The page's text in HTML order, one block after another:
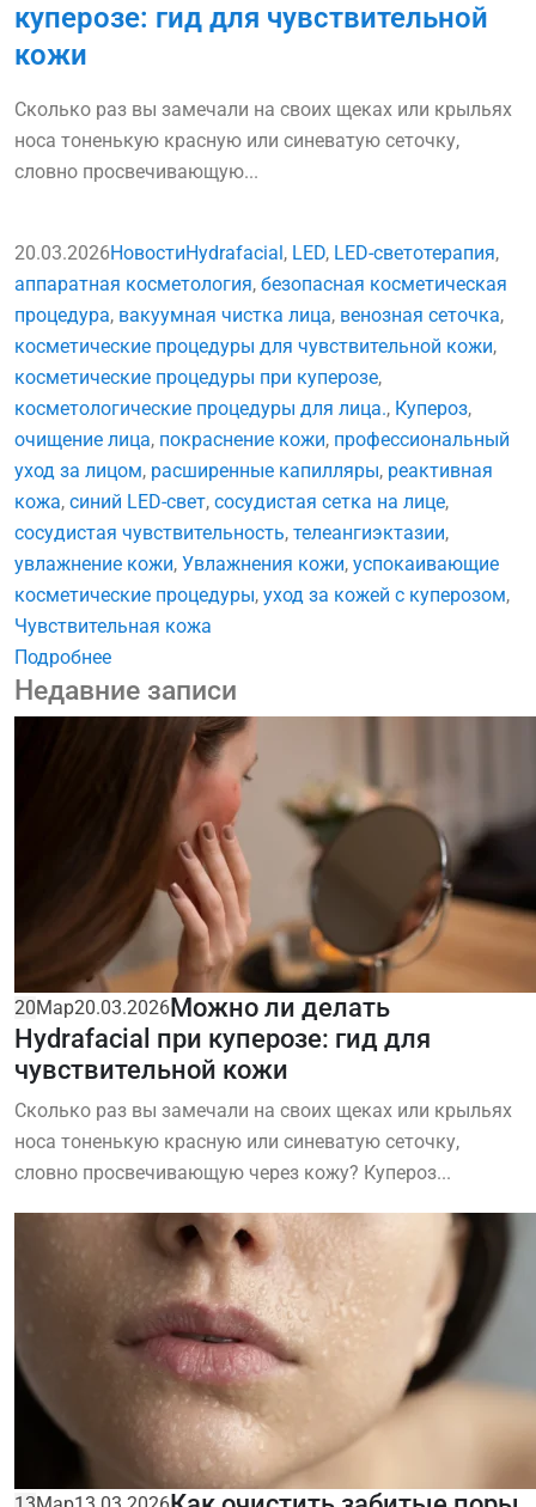
куперозе: гид для чувствительной
кожи
Сколько раз вы замечали на своих щеках или крыльях
носа тоненькую красную или синеватую сеточку,
словно просвечивающую...
20.03.2026НовостиHydrafacial , LED, LED-светотерапия,
аппаратная косметология, безопасная косметическая
процедура, вакуумная чистка лица, венозная сеточка,
косметические процедуры для чувствительной кожи,
косметические процедуры при куперозе,
косметологические процедуры для лица., Купероз,
очищение лица, покраснение кожи, профессиональный
уход за лицом, расширенные капилляры, реактивная
кожа, синий LED-свет, сосудистая сетка на лице,
сосудистая чувствительность, телеангиэктазии,
увлажнение кожи, Увлажнения кожи, успокаивающие
косметические процедуры, уход за кожей с куперозом,
Чувствительная кожа
Подробнее
Недавние записи
20Мар20.03.2026Можно ли делать
Hydrafacial при куперозе: гид для
чувствительной кожи
Сколько раз вы замечали на своих щеках или крыльях
носа тоненькую красную или синеватую сеточку,
словно просвечивающую через кожу? Купероз...